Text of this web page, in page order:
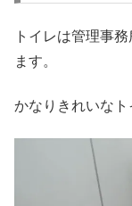
トイレは管理事
ます。
かなりきれいなト